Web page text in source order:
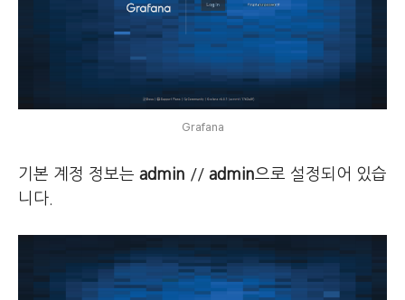
Grafana
기본 계정 정보는 admin // admin으로 설정되어 있습
니다.